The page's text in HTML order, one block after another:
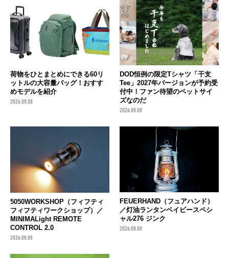
荷物をひとまとめにできる60リ
ットルの大容量バッグ！おすす
めモデルを紹介
2026.08.08
DOD恒例の限定Tシャツ「干支
Tee」2027年バージョンが予約受
付中！ファン待望のペットサイ
ズなのだ
2026.08.08
5050WORKSHOP（フィフティ
フィフティワークショップ）／
MINIMALight REMOTE
CONTROL 2.0
2026.08.08
FEUERHAND（フュアハンド）
／灯油ランタンベイビースペシ
ャル276 ジンク
2026.08.08